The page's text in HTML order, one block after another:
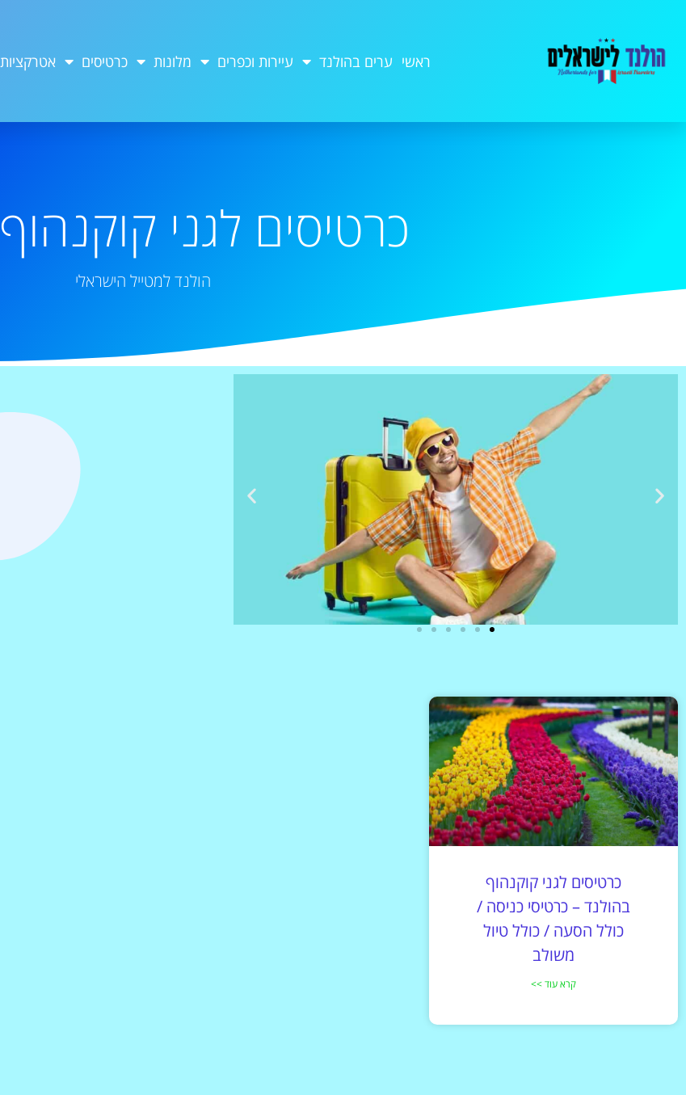
ראשי ערים בהולנד עיירות וכפרים מלונות כרטיסים אטרקציות
כרטיסים לגני קוקנהוף 2026
הולנד למטייל הישראלי
כרטיסים לגני קוקנהוף
בהולנד – כרטיסי כניסה /
כולל הסעה / כולל טיול
משולב
קרא עוד >>